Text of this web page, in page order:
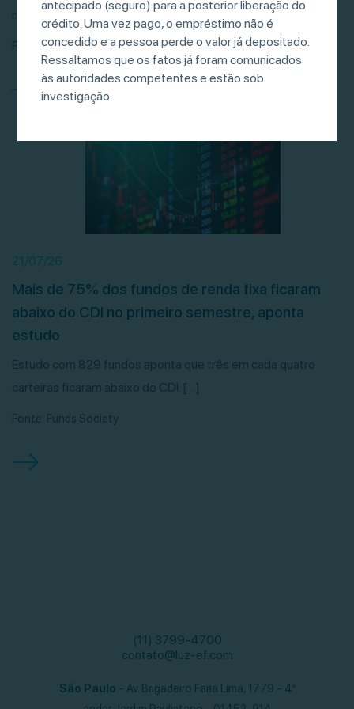
antecipado (seguro) para a posterior liberação do
crédito. Uma vez pago, o empréstimo não é
concedido e a pessoa perde o valor já depositado.
Ressaltamos que os fatos já foram comunicados
às autoridades competentes e estão sob
investigação.
movimentaram R$ 681 bilhões entre janeiro […]
Fonte: Valor Investe
21/07/26
Mais de 75% dos fundos de renda fixa ficaram
abaixo do CDI no primeiro semestre, aponta
estudo
Estudo com 829 fundos aponta que três em cada quatro
carteiras ficaram abaixo do CDI. […]
Fonte: Funds Society
(11) 3799-4700
contato@luz-ef.com
São Paulo - Av. Brigadeiro Faria Lima, 1779 - 4º